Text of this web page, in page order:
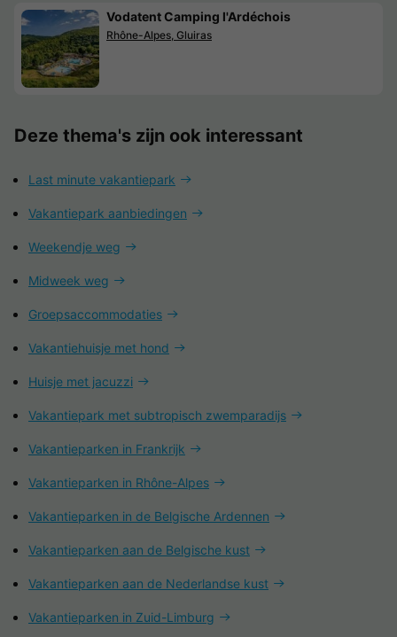
Vodatent Camping l'Ardéchois
Rhône-Alpes, Gluiras
Deze thema's zijn ook interessant
Last minute vakantiepark
Vakantiepark aanbiedingen
Weekendje weg
Midweek weg
Groepsaccommodaties
Vakantiehuisje met hond
Huisje met jacuzzi
Vakantiepark met subtropisch zwemparadijs
Vakantieparken in Frankrijk
Vakantieparken in Rhône-Alpes
Vakantieparken in de Belgische Ardennen
Vakantieparken aan de Belgische kust
Vakantieparken aan de Nederlandse kust
Vakantieparken in Zuid-Limburg